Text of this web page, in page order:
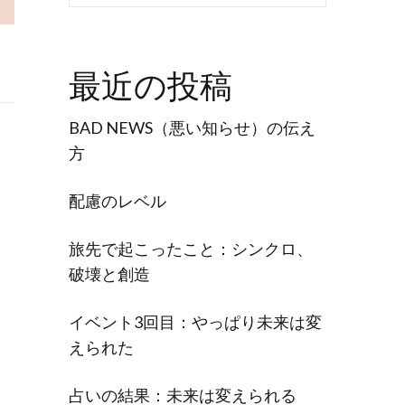
最近の投稿
BAD NEWS（悪い知らせ）の伝え
方
配慮のレベル
旅先で起こったこと：シンクロ、
破壊と創造
イベント3回目：やっぱり未来は変
えられた
占いの結果：未来は変えられる